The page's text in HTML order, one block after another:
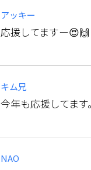
アッキー
応援してますー😍🙌
キム兄
今年も応援してます
NAO